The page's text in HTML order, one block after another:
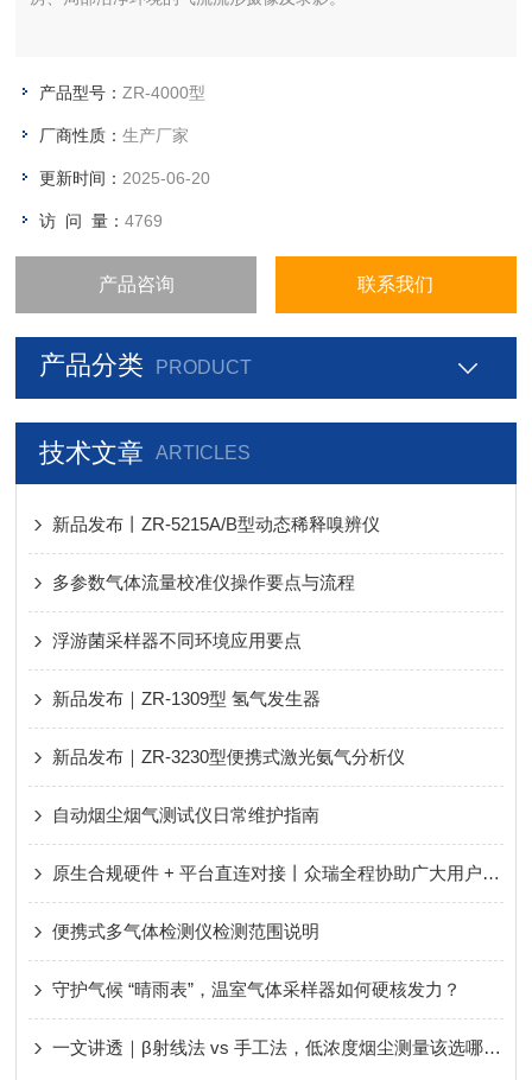
产品型号：ZR-4000型
厂商性质：生产厂家
更新时间： 2025-06-20
访 问 量：4769
产品咨询 联系我们
产品分类 PRODUCT
技术文章 ARTICLES
新品发布丨ZR-5215A/B型动态稀释嗅辨仪
多参数气体流量校准仪操作要点与流程
浮游菌采样器不同环境应用要点
新品发布｜ZR-1309型 氢气发生器
新品发布｜ZR-3230型便携式激光氨气分析仪
自动烟尘烟气测试仪日常维护指南
原生合规硬件 + 平台直连对接丨众瑞全程协助广大用户轻松应对新规、顺利通过评审！
便携式多气体检测仪检测范围说明
守护气候 “晴雨表”，温室气体采样器如何硬核发力？
一文讲透｜β射线法 vs 手工法，低浓度烟尘测量该选哪种？